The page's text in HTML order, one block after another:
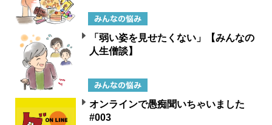
「弱い姿を見せたくない」【みんなの
人生僧談】
オンラインで愚痴聞いちゃいました
#003